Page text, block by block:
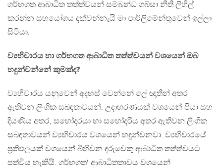
ගර්භගත ආබාධිත තත්ත්වයන් සම්බන්ධ ගබ්සා නීති ලිහිල්
කරන්න සහයෝගය දක්වන්නැයි මා පාර්ලිමේන්තුවෙන් ඉල්ලා
සිටියා.
ව්‍යභිචාරය හා ගර්භගත ආබාධිත තත්ත්වයන් වශයෙන් ඔබ
හදුන්වන්නේ කුමක්ද?
ව්‍යභිචාරය යනුවෙන් අදහස් වෙන්නේ ලේ ඥාතීන් අතර
ඇතිවන ලිංගික සබඳතාවයන්. උදාහරණයක් වශයෙන් පියා සහ
දියණිය අතර, සහෝදරයා හා සහෝදරිය අතර ඇතිවන ලිංගික
සබඳතාවයන් ව්‍යභිචාරය වශයෙන් හඳුන්වනවා. ව්‍යභිචාරයේ
ප‍්‍රතිඵලයක් වශයෙන් බිහිවන දරුවෙකු ආබාධිත තත්ත්වයට
පත්විය හැකියි. ගර්භගත‘ ආබාධිතතාවය වශයෙන්